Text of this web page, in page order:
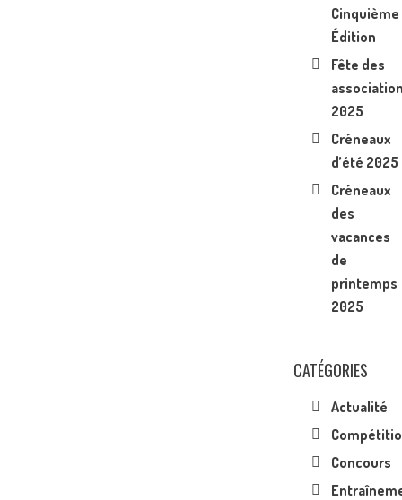
Cinquième
Édition
Fête des
2025
Créneaux
d’été 2025
Créneaux
des
vacances
de
printemps
2025
CATÉGORIES
Actualité
Concours